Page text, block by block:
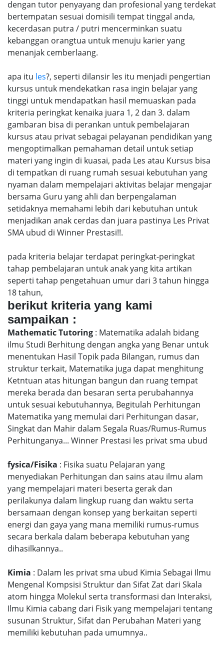
dengan tutor penyayang dan profesional yang terdekat
bertempatan sesuai domisili tempat tinggal anda,
kecerdasan putra / putri mencerminkan suatu
kebanggan orangtua untuk menuju karier yang
menanjak cemberlaang.
apa itu les?, seperti dilansir les itu menjadi pengertian
kursus untuk mendekatkan rasa ingin belajar yang
tinggi untuk mendapatkan hasil memuaskan pada
kriteria peringkat kenaika juara 1, 2 dan 3. dalam
gambaran bisa di perankan untuk pembelajaran
kursus atau privat sebagai pelayanan pendidikan yang
mengoptimalkan pemahaman detail untuk setiap
materi yang ingin di kuasai, pada Les atau Kursus bisa
di tempatkan di ruang rumah sesuai kebutuhan yang
nyaman dalam mempelajari aktivitas belajar mengajar
bersama Guru yang ahli dan berpengalaman
setidaknya memahami lebih dari kebutuhan untuk
menjadikan anak cerdas dan juara pastinya Les Privat
SMA ubud di Winner Prestasi!!.
pada kriteria belajar terdapat peringkat-peringkat
tahap pembelajaran untuk anak yang kita artikan
seperti tahap pengetahuan umur dari 3 tahun hingga
18 tahun,
berikut kriteria yang kami
sampaikan :
Mathematic Tutoring : Matematika adalah bidang
ilmu Studi Berhitung dengan angka yang Benar untuk
menentukan Hasil Topik pada Bilangan, rumus dan
struktur terkait, Matematika juga dapat menghitung
Ketntuan atas hitungan bangun dan ruang tempat
mereka berada dan besaran serta perubahannya
untuk sesuai kebutuhannya, Begitulah Perhitungan
Matematika yang memulai dari Perhitungan dasar,
Singkat dan Mahir dalam Segala Ruas/Rumus-Rumus
Perhitunganya... Winner Prestasi les privat sma ubud
fysica/Fisika : Fisika suatu Pelajaran yang
menyediakan Perhitungan dan sains atau ilmu alam
yang mempelajari materi beserta gerak dan
perilakunya dalam lingkup ruang dan waktu serta
bersamaan dengan konsep yang berkaitan seperti
energi dan gaya yang mana memiliki rumus-rumus
secara berkala dalam beberapa kebutuhan yang
dihasilkannya..
Kimia : Dalam les privat sma ubud Kimia Sebagai Ilmu
Mengenal Kompsisi Struktur dan Sifat Zat dari Skala
atom hingga Molekul serta transformasi dan Interaksi,
Ilmu Kimia cabang dari Fisik yang mempelajari tentang
susunan Struktur, Sifat dan Perubahan Materi yang
memiliki kebutuhan pada umumnya..